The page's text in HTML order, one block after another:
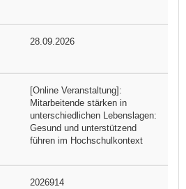
28.09.2026
[Online Veranstaltung]:
Mitarbeitende stärken in
unterschiedlichen Lebenslagen:
Gesund und unterstützend
führen im Hochschulkontext
2026914